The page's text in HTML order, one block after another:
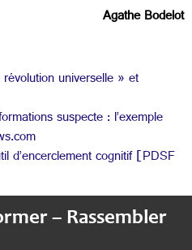
Agathe Bodelot
universelle » et
suspecte : l’exemple
d’encerclement cognitif [PDSF
– Rassembler